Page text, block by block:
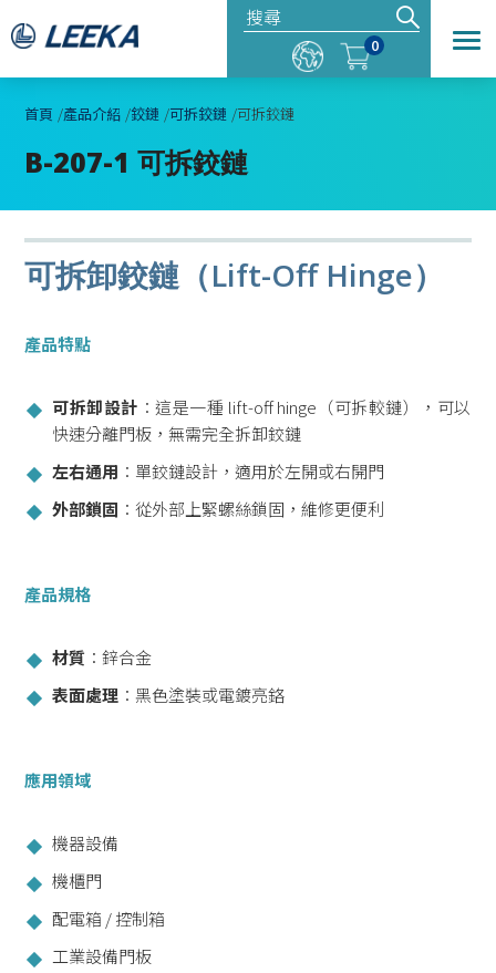
0
首頁 產品介紹 鉸鏈 可拆鉸鏈 可拆鉸鏈
B-207-1 可拆鉸鏈
可拆卸鉸鏈（Lift-Off Hinge）
產品特點
可拆卸設計 ：這是一種 lift-off hinge（可拆較鏈），可以
快速分離門板，無需完全拆卸鉸鏈
左右通用 ：單鉸鏈設計，適用於左開或右開門
外部鎖固 ：從外部上緊螺絲鎖固，維修更便利
產品規格
材質 ：鋅合金
表面處理 ：黑色塗裝或電鍍亮鉻
應用領域
機器設備
機櫃門
配電箱 / 控制箱
工業設備門板